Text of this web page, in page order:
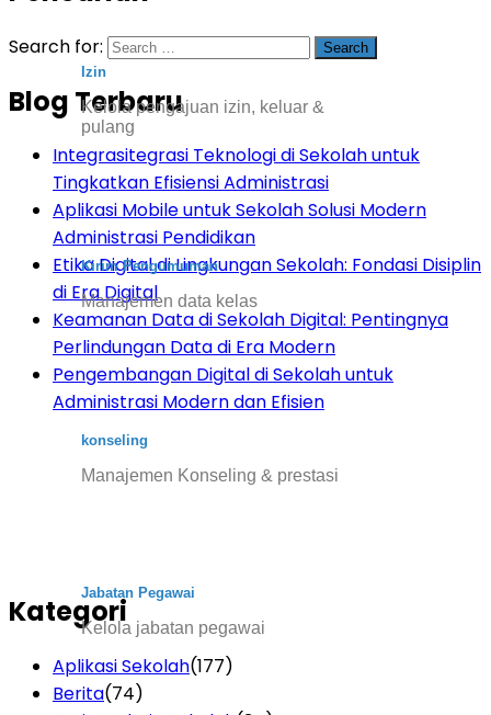
Izin
Kelola pengajuan izin, keluar &
pulang
Kirim Pengumuman
Manajemen data kelas
konseling
Manajemen Konseling & prestasi
Jabatan Pegawai
Kelola jabatan pegawai
Search for:
Blog Terbaru
Integrasitegrasi Teknologi di Sekolah untuk
Tingkatkan Efisiensi Administrasi
Aplikasi Mobile untuk Sekolah Solusi Modern
Administrasi Pendidikan
Etika Digital di Lingkungan Sekolah: Fondasi Disiplin
di Era Digital
Keamanan Data di Sekolah Digital: Pentingnya
Perlindungan Data di Era Modern
Pengembangan Digital di Sekolah untuk
Administrasi Modern dan Efisien
Kategori
Aplikasi Sekolah(177)
Berita(74)